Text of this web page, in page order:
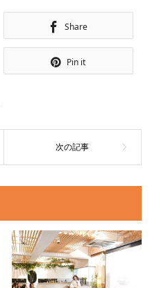
Share
Pin it